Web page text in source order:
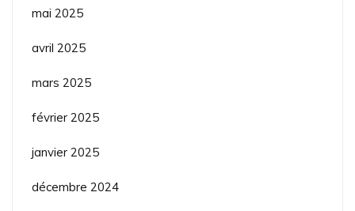
mai 2025
avril 2025
mars 2025
février 2025
janvier 2025
décembre 2024